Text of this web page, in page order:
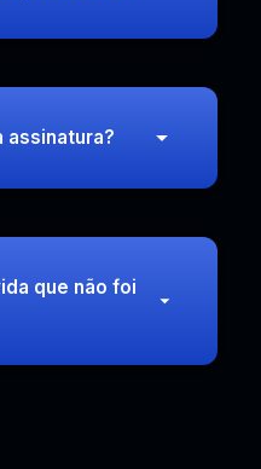
assinatura?
que não foi